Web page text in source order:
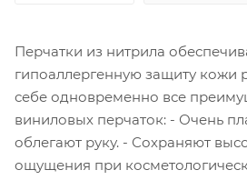
Перчатки из нитрила
гипоаллергенную защиту кожи
себе одновременно все
виниловых перчаток: - Очень
облегают руку. - Сохраняют
ощущения при